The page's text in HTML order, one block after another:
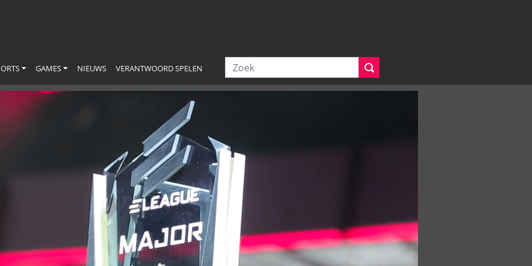
GAMES NIEUWS VERANTWOORD SPELEN